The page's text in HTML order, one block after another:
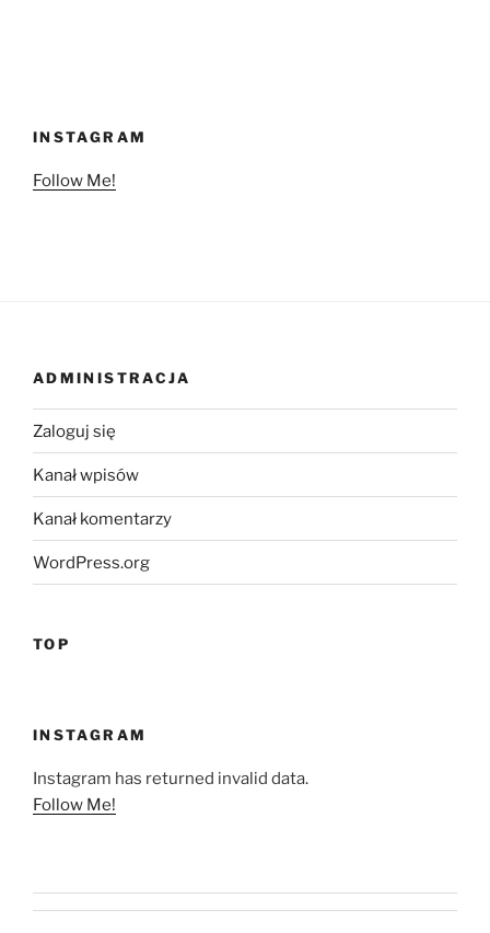
INSTAGRAM
Follow Me!
ADMINISTRACJA
Zaloguj się
Kanał wpisów
Kanał komentarzy
WordPress.org
TOP
INSTAGRAM
Instagram has returned invalid data.
Follow Me!